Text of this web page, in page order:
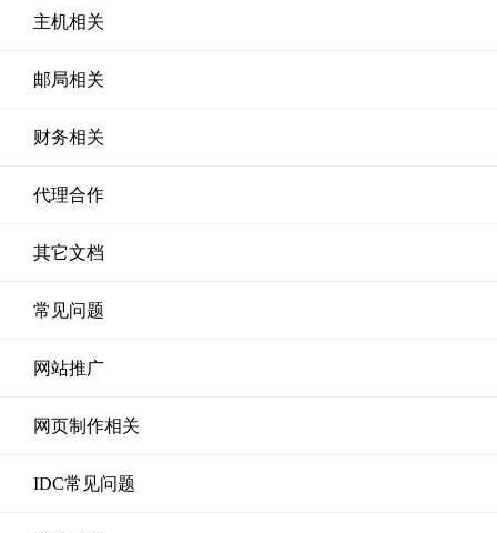
主机相关
邮局相关
财务相关
代理合作
其它文档
常见问题
网站推广
网页制作相关
IDC常见问题